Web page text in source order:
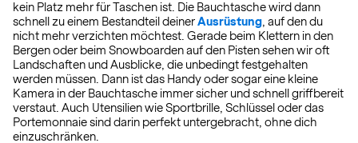
kein Platz mehr für Taschen ist. Die Bauchtasche wird dann
schnell zu einem Bestandteil deinerAusrüstung , auf den du
nicht mehr verzichten möchtest. Gerade beim Klettern in den
Bergen oder beim Snowboarden auf den Pisten sehen wir oft
Landschaften und Ausblicke, die unbedingt festgehalten
werden müssen. Dann ist das Handy oder sogar eine kleine
Kamera in der Bauchtasche immer sicher und schnell griffbereit
verstaut. Auch Utensilien wie Sportbrille, Schlüssel oder das
Portemonnaie sind darin perfekt untergebracht, ohne dich
einzuschränken.